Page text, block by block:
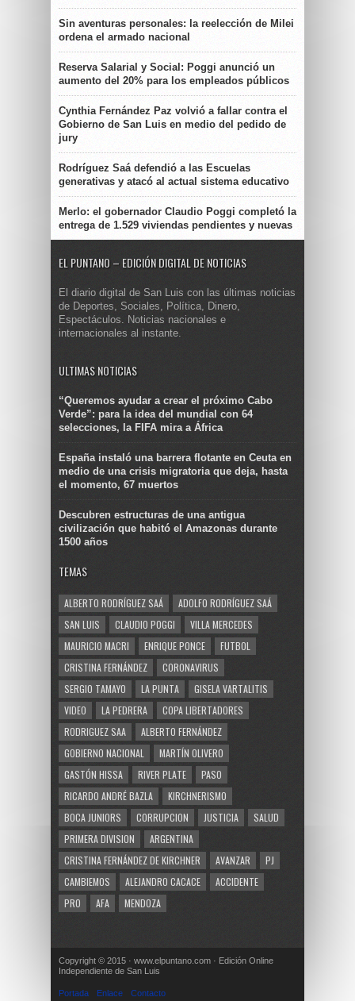
Sin aventuras personales: la reelección de Milei
ordena el armado nacional
Reserva Salarial y Social: Poggi anunció un
aumento del 20% para los empleados públicos
Cynthia Fernández Paz volvió a fallar contra el
Gobierno de San Luis en medio del pedido de
jury
Rodríguez Saá defendió a las Escuelas
generativas y atacó al actual sistema educativo
Merlo: el gobernador Claudio Poggi completó la
entrega de 1.529 viviendas pendientes y nuevas
EL PUNTANO – EDICIÓN DIGITAL DE NOTICIAS
El diario digital de San Luis con las últimas noticias
de Deportes, Sociales, Política, Dinero,
Espectáculos. Noticias nacionales e
internacionales al instante.
ULTIMAS NOTICIAS
“Queremos ayudar a crear el próximo Cabo
Verde”: para la idea del mundial con 64
selecciones, la FIFA mira a África
España instaló una barrera flotante en Ceuta en
medio de una crisis migratoria que deja, hasta
el momento, 67 muertos
Descubren estructuras de una antigua
civilización que habitó el Amazonas durante
1500 años
TEMAS
ALBERTO RODRÍGUEZ SAÁ
ADOLFO RODRÍGUEZ SAÁ
SAN LUIS
CLAUDIO POGGI
VILLA MERCEDES
MAURICIO MACRI
ENRIQUE PONCE
FUTBOL
CRISTINA FERNÁNDEZ
CORONAVIRUS
SERGIO TAMAYO
LA PUNTA
GISELA VARTALITIS
VIDEO
LA PEDRERA
COPA LIBERTADORES
RODRIGUEZ SAA
ALBERTO FERNÁNDEZ
GOBIERNO NACIONAL
MARTÍN OLIVERO
GASTÓN HISSA
RIVER PLATE
PASO
RICARDO ANDRÉ BAZLA
KIRCHNERISMO
BOCA JUNIORS
CORRUPCION JUSTICIA
SALUD
PRIMERA DIVISION
ARGENTINA
CRISTINA FERNÁNDEZ DE KIRCHNER
AVANZAR
PJ
CAMBIEMOS
ALEJANDRO CACACE
ACCIDENTE
PRO
AFA MENDOZA
Copyright © 2015 · www.elpuntano.com · Edición Online
Independiente de San Luis
Portada Enlace Contacto